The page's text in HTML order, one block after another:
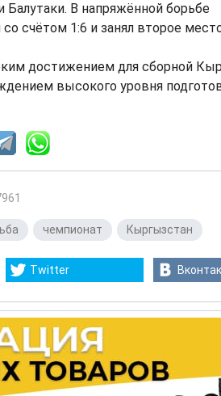
В напряжённой борьбе
счётом 1:6 и занял второе
достижением для сборной
высокого уровня
чемпионат Кыргызстан
Twitter